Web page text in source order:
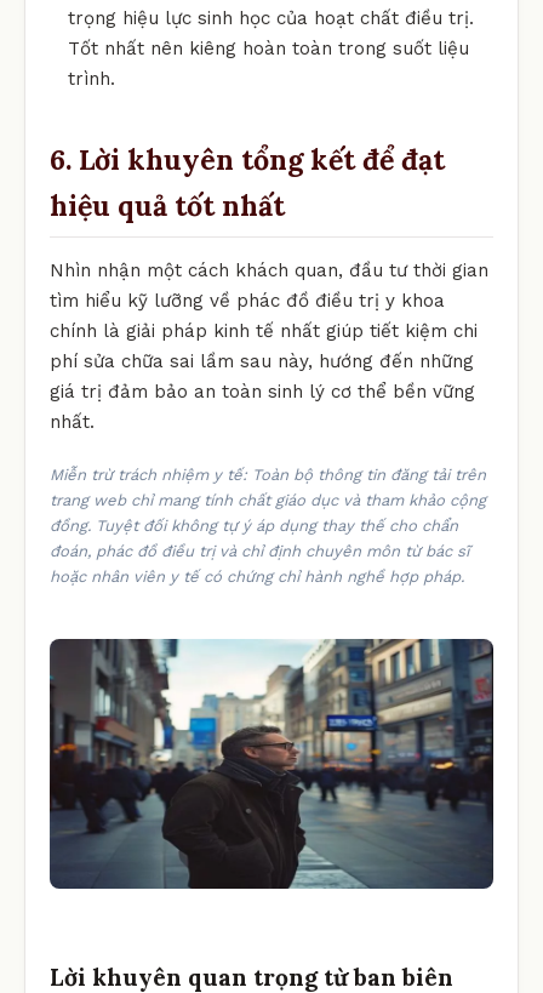
trọng hiệu lực sinh học của hoạt chất điều trị.
Tốt nhất nên kiêng hoàn toàn trong suốt liệu
trình.
6. Lời khuyên tổng kết để đạt
hiệu quả tốt nhất
Nhìn nhận một cách khách quan, đầu tư thời gian
tìm hiểu kỹ lưỡng về phác đồ điều trị y khoa
chính là giải pháp kinh tế nhất giúp tiết kiệm chi
phí sửa chữa sai lầm sau này, hướng đến những
giá trị đảm bảo an toàn sinh lý cơ thể bền vững
nhất.
Miễn trừ trách nhiệm y tế: Toàn bộ thông tin đăng tải trên
trang web chỉ mang tính chất giáo dục và tham khảo cộng
đồng. Tuyệt đối không tự ý áp dụng thay thế cho chẩn
đoán, phác đồ điều trị và chỉ định chuyên môn từ bác sĩ
hoặc nhân viên y tế có chứng chỉ hành nghề hợp pháp.
Lời khuyên quan trọng từ ban biên